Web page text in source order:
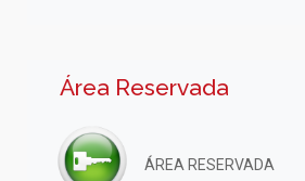
Área Reservada
ÁREA RESERVADA